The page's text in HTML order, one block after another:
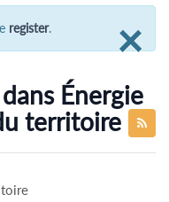
×
register.
Énergie
territoire